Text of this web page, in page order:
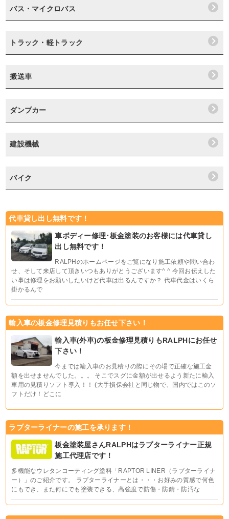
バス・マイクロバス
トラック・軽トラック
搬送車
ダンプカー
建設機械
バイク
代車貸し出し無料です！
車ボディー修理･板金塗装のお客様には代車貸し
出し無料です！
RALPHのホームページをご覧になり施工依頼や問い合わ
せ、そして来店して頂きいつもありがとうございます^ ^ 今回お伝えした
い事は修理をお願いしたいけど代車は出るんですか？ 代車代金はいくら
掛かるんで
輸入車の板金修理見積りもお任せ下さい！
輸入車(外車)の板金修理見積りもRALPHにお任せ
下さい！
今までは輸入車のお見積りの際にその場で正確な施工金
額を出せませんでした。。。 そこでスグに金額が出せるよう新たに輸入
車用の見積りソフト導入！！ (大手損保会社と同じ物で、国内ではこのソ
フトだけ！どこに
ラプターライナーの施工を承ります！
板金塗装屋さんRALPHはラプターライナー正規
施工代理店です！
多機能なウレタンコーティング塗料「RAPTOR LINER（ラプターライナ
ー）」のご紹介です。 ラプターライナーとは・・・お好みの質感で何色
にもでき、また何にでも塗装できる、高強度で防傷・防錆・防汚な